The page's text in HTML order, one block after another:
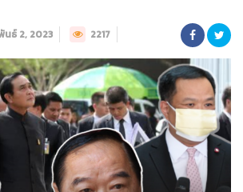
นธ์ 2, 2023 2217